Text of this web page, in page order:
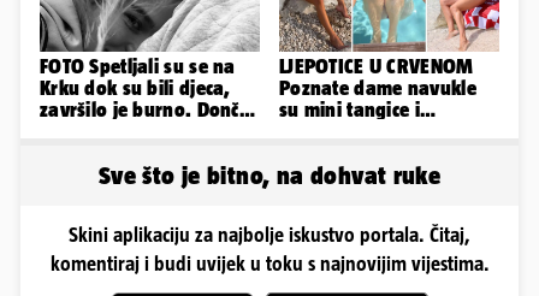
FOTO Spetljali su se na
Krku dok su bili djeca,
završilo je burno. Dončić
LJEPOTICE U CRVENOM
Poznate dame navukle
su mini tangice i
Sve što je bitno, na dohvat ruke
Skini aplikaciju za najbolje iskustvo portala. Čitaj,
komentiraj i budi uvijek u toku s najnovijim vijestima.